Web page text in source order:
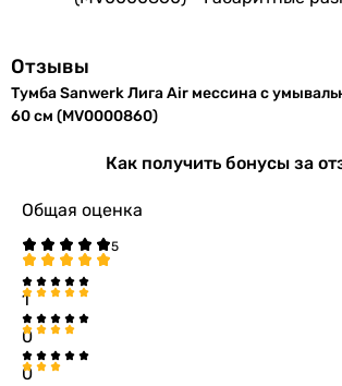
Отзывы
Тумба Sanwerk Лига Air мессина с
60 см (MV0000860)
Как получить бонусы за
Общая оценка
1
0
0